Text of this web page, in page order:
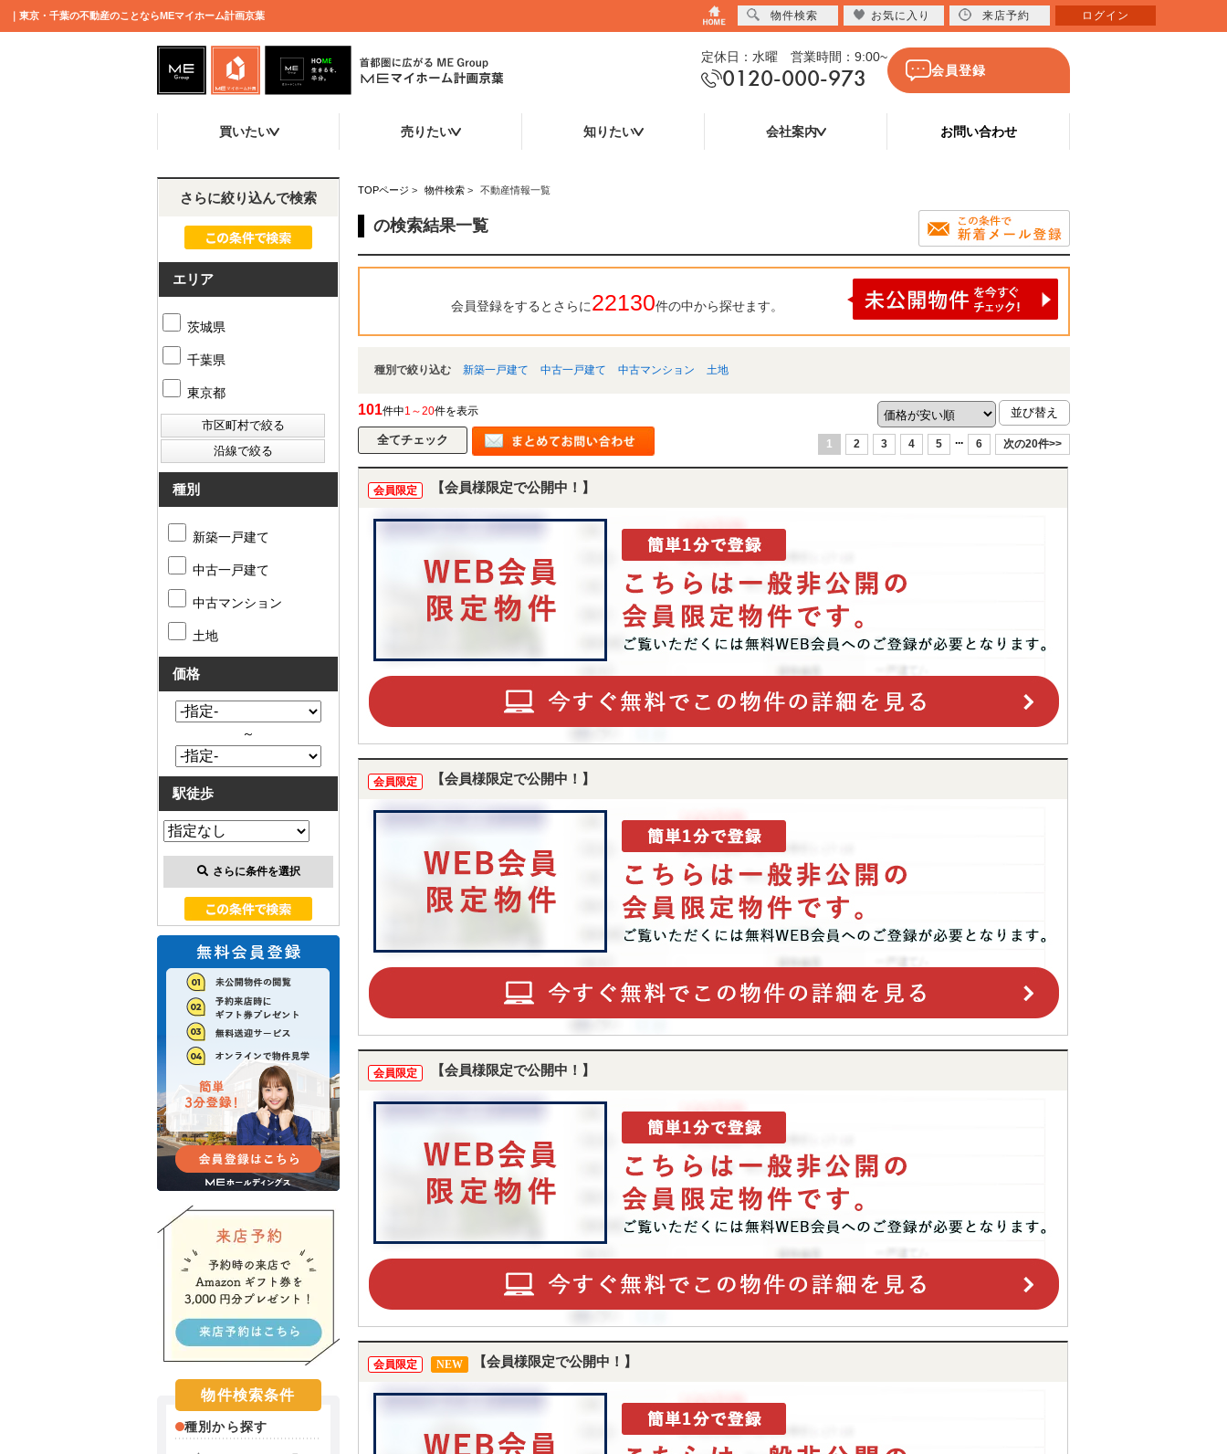
｜東京・千葉の不動産のことならMEマイホーム計画京葉
定休日：水曜 営業時間：9:00~
0120-000-973 会員登録
買いたい 売りたい 知りたい 会社案内 お問い合わせ
TOPページ > 物件検索 > 不動産情報一覧
の検索結果一覧
会員登録をするとさらに22130件の中から探せます。
種別で絞り込む 新築一戸建て 中古一戸建て 中古マンション 土地
101件中1～20件を表示
1 2 3 4 5 ... 6 次の20件>>
会員限定 【会員様限定で公開中！】
会員限定 【会員様限定で公開中！】
会員限定 【会員様限定で公開中！】
会員限定 NEW 【会員様限定で公開中！】
さらに絞り込んで検索
エリア
茨城県
千葉県
東京都
種別
新築一戸建て
中古一戸建て
中古マンション
土地
価格
～
駅徒歩
さらに条件を選択
物件検索条件
種別から探す
物件検索 お気に入り 来店予約 ログイン